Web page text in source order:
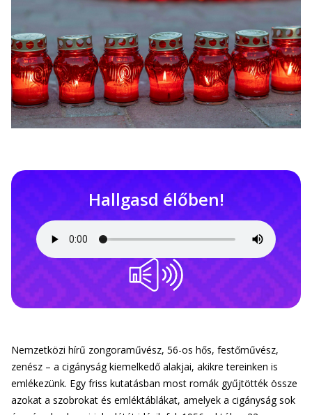
Hallgasd élőben!
Nemzetközi hírű zongoraművész, 56-os hős, festőművész,
zenész – a cigányság kiemelkedő alakjai, akikre tereinken is
emlékezünk. Egy friss kutatásban most romák gyűjtötték össze
azokat a szobrokat és emléktáblákat, amelyek a cigányság sok